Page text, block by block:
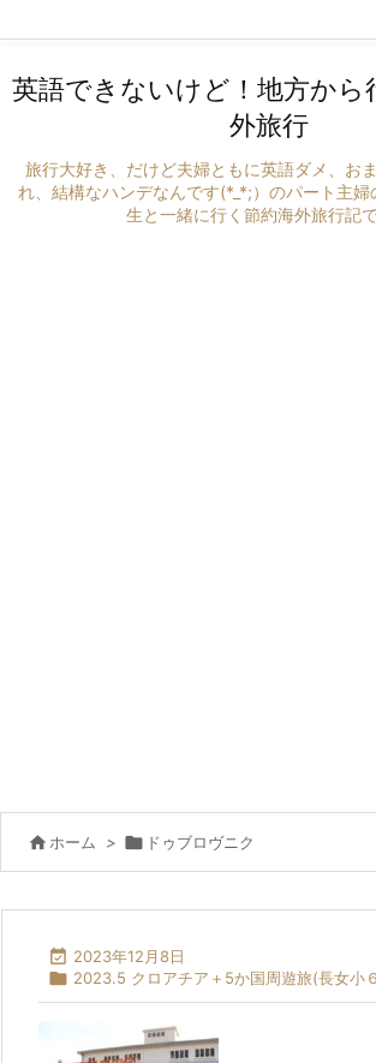
英語できないけど！地方から
外旅行
旅行大好き、だけど夫婦ともに英語ダメ、お
れ、結構なハンデなんです(*_*;）のパート主
生と一緒に行く節約海外旅行記で
 ホーム >  ドゥブロヴニク
 2023年12月8日
 2023.5 クロアチア＋5か国周遊旅(長女小